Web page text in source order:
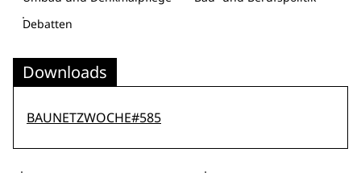
Debatten
Downloads
BAUNETZWOCHE#585